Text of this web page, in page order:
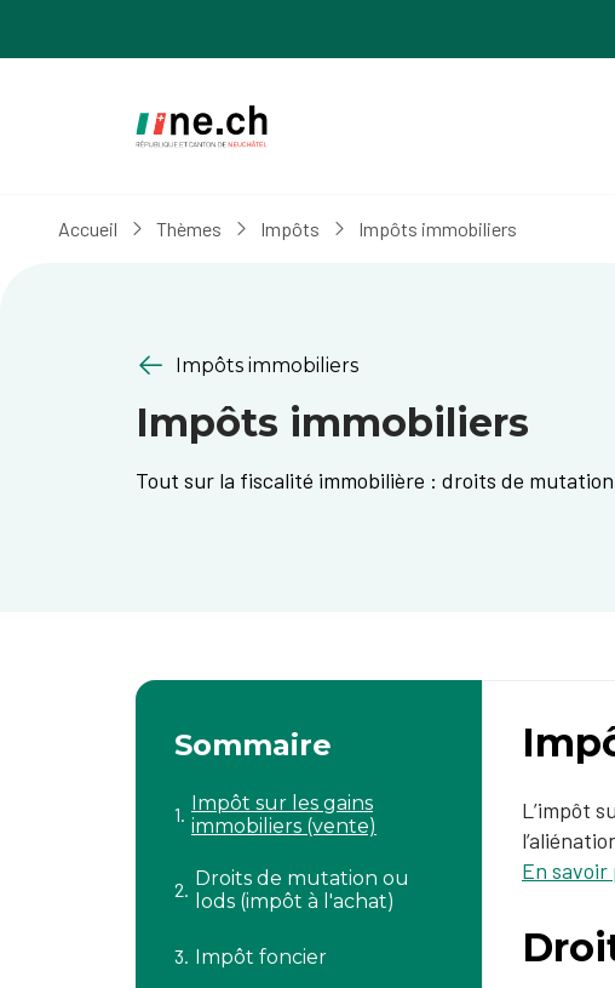
Accueil Thèmes Impôts Impôts immobiliers
Impôts immobiliers
Impôts immobiliers
Tout sur la fiscalité immobilière : droits de
Sommaire
Impôt sur les gains
immobiliers (vente)
Droits de mutation ou
lods (impôt à l'achat)
Impôt foncier
L’impôt
En savoir